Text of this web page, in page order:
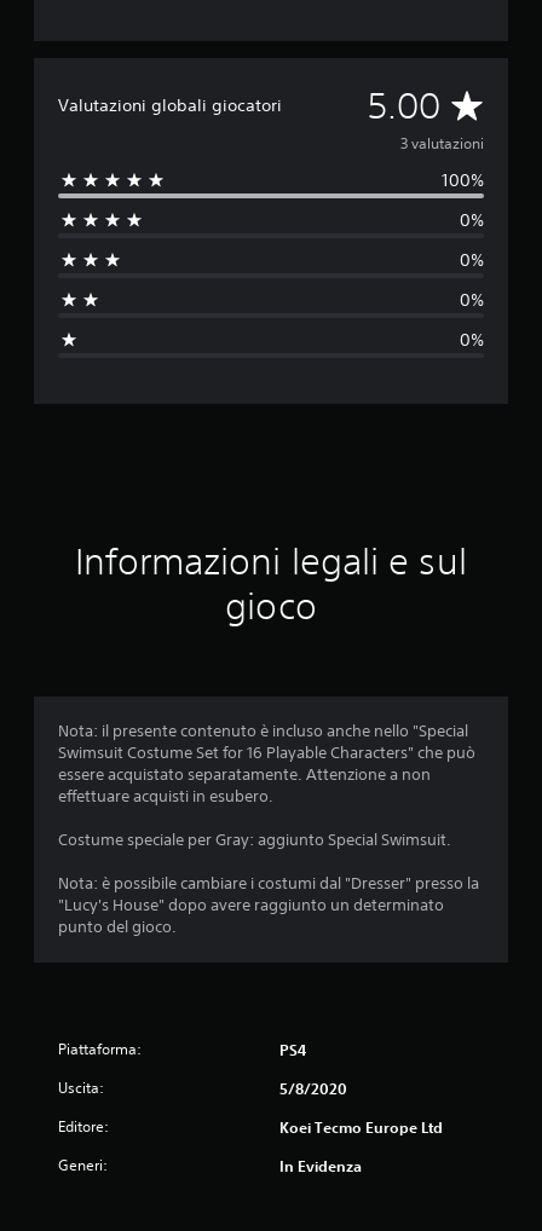
Valutazioni globali giocatori 5.00 V
a
l
u
i
e
i
a
5
s
l
3 valutazioni
100%
0%
0%
0%
0%
Informazioni legali e sul
gioco
Nota: il presente contenuto è incluso anche nello "Special
Swimsuit Costume Set for 16 Playable Characters" che può
essere acquistato separatamente. Attenzione a non
effettuare acquisti in esubero.
Costume speciale per Gray: aggiunto Special Swimsuit.
Nota: è possibile cambiare i costumi dal "Dresser" presso la
"Lucy's House" dopo avere raggiunto un determinato
punto del gioco.
Piattaforma: PS4
Uscita: 5/8/2020
Editore: Koei Tecmo Europe Ltd
Generi: In Evidenza